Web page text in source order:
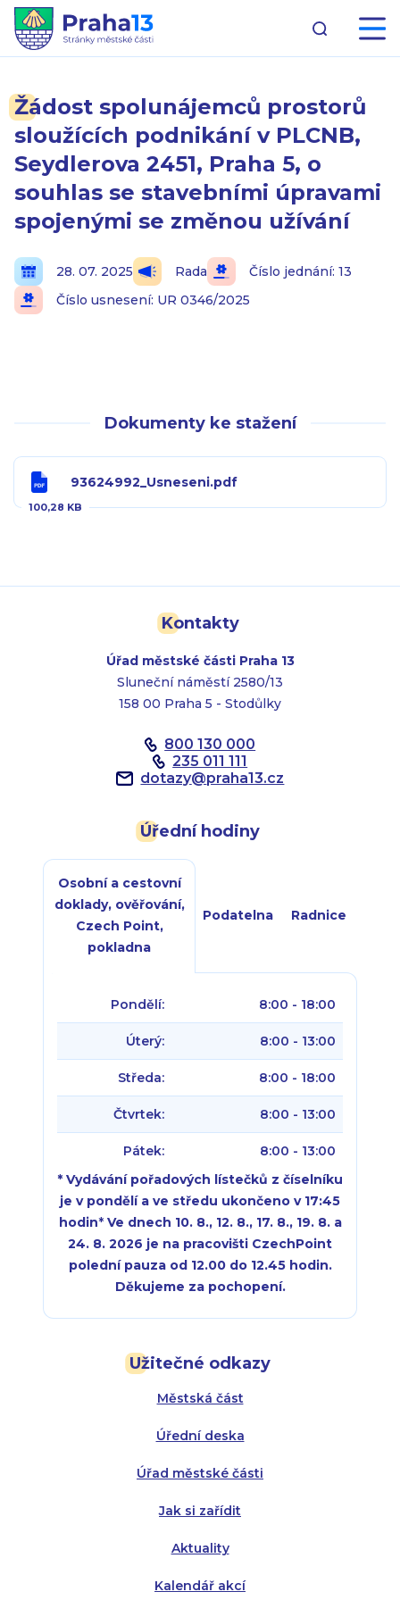
Žádost spolunájemců prostorů
sloužících podnikání v PLCNB,
Seydlerova 2451, Praha 5, o
souhlas se stavebními úpravami
spojenými se změnou užívání
28. 07. 2025 Rada
Číslo jednání: 13
Číslo usnesení: UR 0346/2025
Dokumenty ke stažení
93624992_Usneseni.pdf
100,28 KB
Kontakty
Úřad městské části Praha 13
Sluneční náměstí 2580/13
158 00 Praha 5 - Stodůlky
800 130 000
235 011 111
dotazy@praha13.cz
Užitečné odkazy
Městská část
Úřední deska
Úřad městské části
Jak si zařídit
Aktuality
Kalendář akcí
Úřední hodiny
Osobní a cestovní
doklady, ověřování,
Czech Point,
pokladna
Podatelna Radnice
Pondělí: 8:00 - 18:00
Úterý: 8:00 - 13:00
Středa: 8:00 - 18:00
Čtvrtek: 8:00 - 13:00
Pátek:
8:00 - 13:00
* Vydávání pořadových lístečků z číselníku
je v pondělí a ve středu ukončeno v 17:45
hodin* Ve dnech 10. 8., 12. 8., 17. 8., 19. 8. a
24. 8. 2026 je na pracovišti CzechPoint
polední pauza od 12.00 do 12.45 hodin.
Děkujeme za pochopení.
Úterý:
Středa:
Čtvrtek:
Pátek:
Úterý:
Středa:
Čtvrtek: